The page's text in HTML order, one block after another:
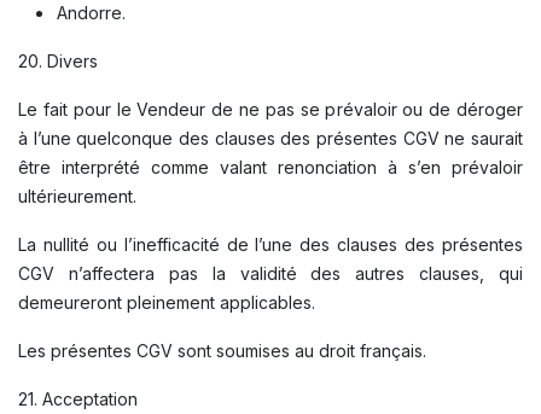
Andorre.
20. Divers
Le fait pour le Vendeur de ne pas se prévaloir ou de déroger
à l’une quelconque des clauses des présentes CGV ne saurait
être interprété comme valant renonciation à s’en prévaloir
ultérieurement.
La nullité ou l’inefficacité de l’une des clauses des présentes
CGV n’affectera pas la validité des autres clauses, qui
demeureront pleinement applicables.
Les présentes CGV sont soumises au droit français.
21. Acceptation